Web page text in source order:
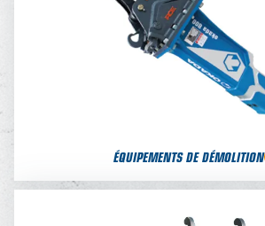
ÉQUIPEMENTS DE DÉMOLITION